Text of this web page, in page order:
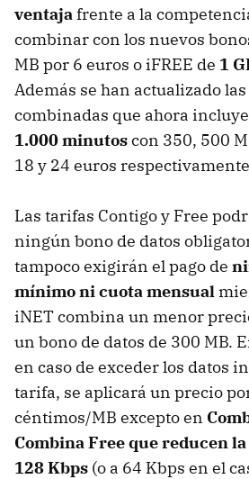
ventajafrente a la
combinar con los nuevos
MB por 6 euros o iFREE de 1
Además se han actualizado
combinadas que ahora
1.000 minutoscon 350, 500
18 y 24 euros
Las tarifas Contigo y Free
ningún bono de datos
tampoco exigirán el pago de
mínimo ni cuota mensual
iNET combina un menor
un bono de datos de 300 MB.
en caso de exceder los datos
tarifa, se aplicará un precio
céntimos/MB excepto en
Combina Free que reducen
128 Kbps (o a 64 Kbps en el